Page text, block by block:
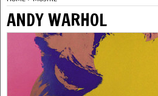
ANDY WARHOL